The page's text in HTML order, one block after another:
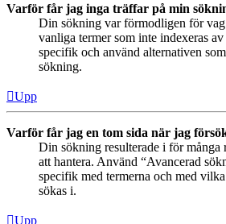
Varför får jag inga träffar på min
Din sökning var förmodligen för
vanliga termer som inte indexeras
specifik och använd alternativen
sökning.
Upp
Varför får jag en tom sida när jag
Din sökning resulterade i för många
att hantera. Använd “Avancerad
specifik med termerna och med
sökas i.
Upp